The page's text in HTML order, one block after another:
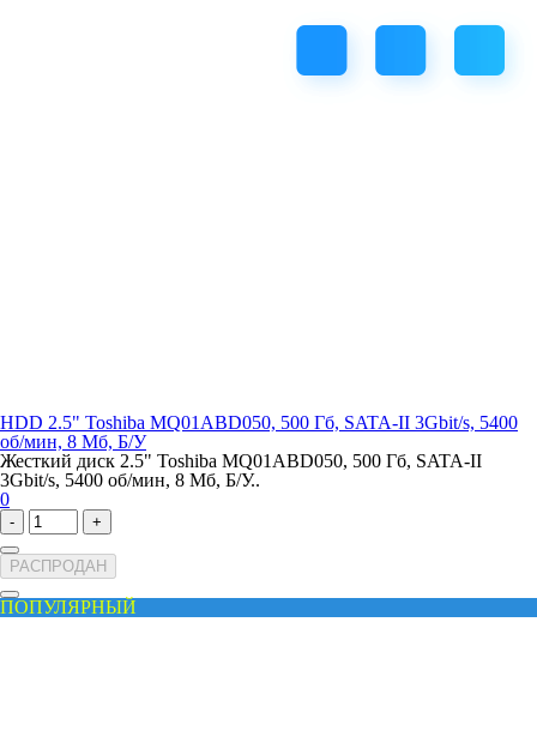
HDD 2.5" Toshiba MQ01ABD050, 500 Гб, SATA-II 3Gbit/s, 5400
об/мин, 8 Мб, Б/У
Жесткий диск 2.5" Toshiba MQ01ABD050, 500 Гб, SATA-II
3Gbit/s, 5400 об/мин, 8 Мб, Б/У..
0
- +
РАСПРОДАН
ПОПУЛЯРНЫЙ